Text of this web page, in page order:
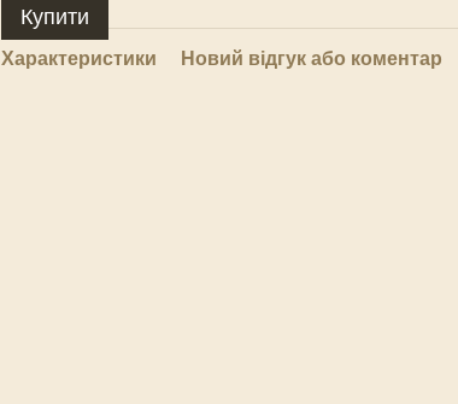
Купити
Характеристики Новий відгук або коментар